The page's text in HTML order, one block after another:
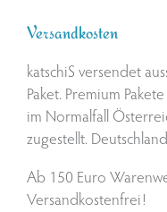
Versandkosten
katschiS versendet
Paket. Premium
im Normalfall
zugestellt.
Ab 150 Euro
Versandkostenfrei!